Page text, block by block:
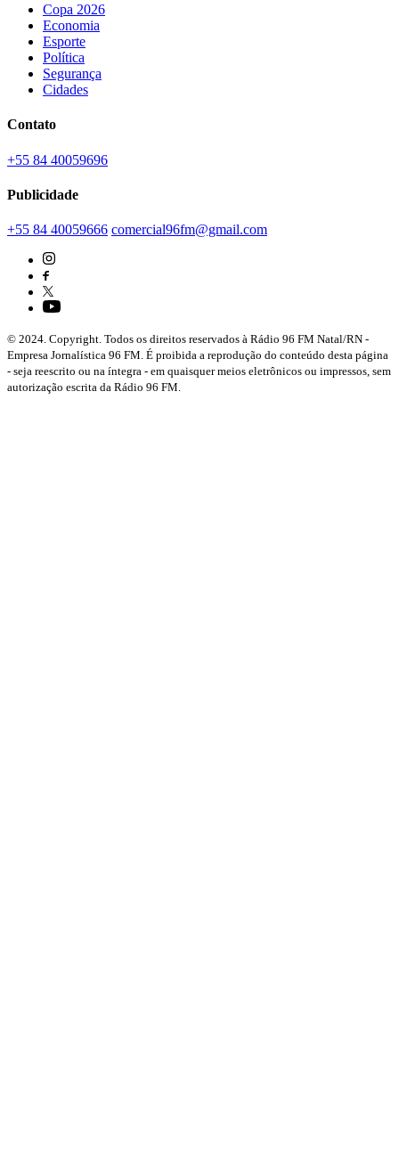
Copa 2026
Economia
Esporte
Política
Segurança
Cidades
Contato
+55 84 40059696
Publicidade
+55 84 40059666 comercial96fm@gmail.com
© 2024. Copyright. Todos os direitos reservados à Rádio 96 FM Natal/RN -
Empresa Jornalística 96 FM. É proibida a reprodução do conteúdo desta página
- seja reescrito ou na íntegra - em quaisquer meios eletrônicos ou impressos, sem
autorização escrita da Rádio 96 FM.